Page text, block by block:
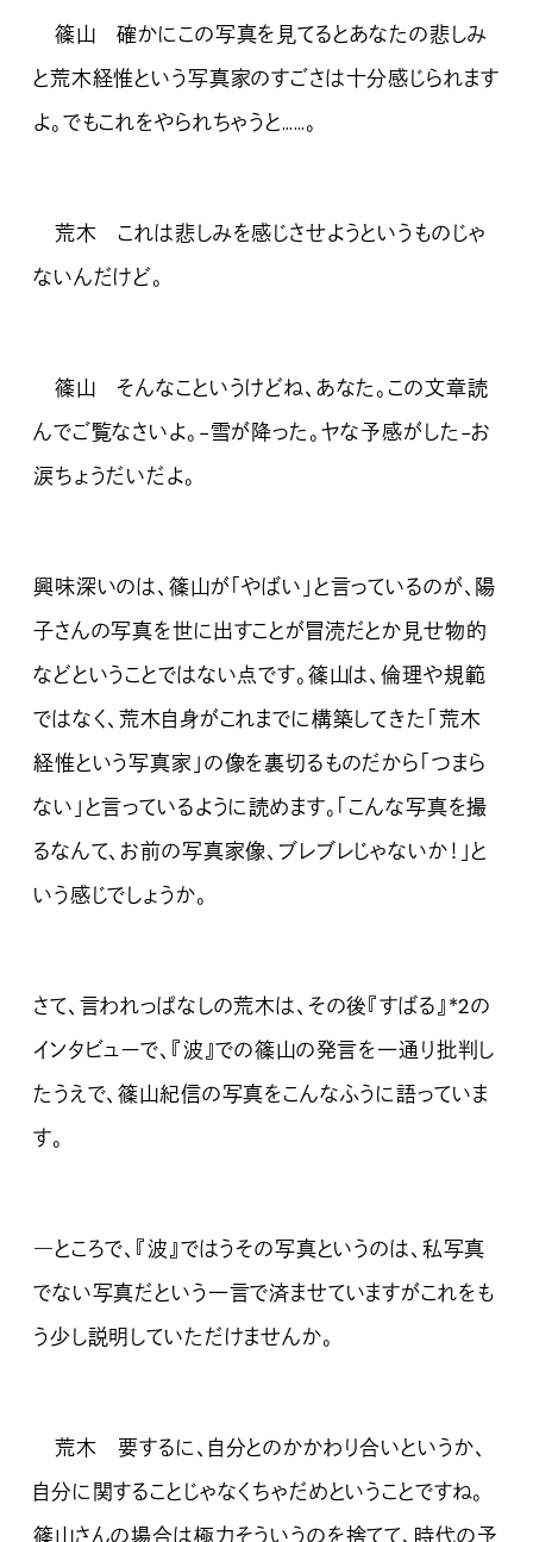
篠山 確かにこの写真を見てるとあなたの悲しみ
と荒木経惟という写真家のすごさは十分感じられます
よ。でもこれをやられちゃうと……。
荒木 これは悲しみを感じさせようというものじゃ
ないんだけど。
篠山 そんなこというけどね、あなた。この文章読
んでご覧なさいよ。−雪が降った。ヤな予感がした−お
涙ちょうだいだよ。
興味深いのは、篠山が「やばい」と言っているのが、陽
子さんの写真を世に出すことが冒涜だとか見せ物的
などということではない点です。篠山は、倫理や規範
ではなく、荒木自身がこれまでに構築してきた「荒木
経惟という写真家」の像を裏切るものだから「つまら
ない」と言っているように読めます。「こんな写真を撮
るなんて、お前の写真家像、ブレブレじゃないか！」と
いう感じでしょうか。
さて、言われっぱなしの荒木は、その後『すばる』*2の
インタビューで、『波』での篠山の発言を一通り批判し
たうえで、篠山紀信の写真をこんなふうに語っていま
す。
―ところで、『波』ではうその写真というのは、私写真
でない写真だという一言で済ませていますがこれをも
う少し説明していただけませんか。
荒木 要するに、自分とのかかわり合いというか、
自分に関することじゃなくちゃだめということですね。
篠山さんの場合は極力そういうのを捨てて、時代の予